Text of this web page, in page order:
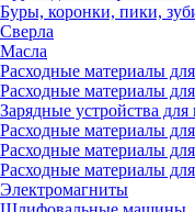
Буры, коронки, пики,
Сверла
Масла
Расходные материалы
Расходные материалы
Зарядные устройства
Расходные материалы
Расходные материалы
Расходные материалы
Электромагниты